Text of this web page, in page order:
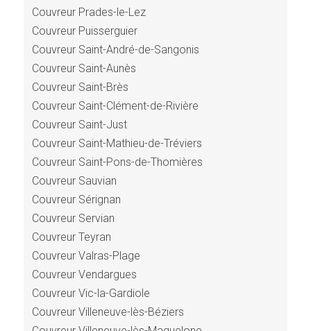
Couvreur Prades-le-Lez
Couvreur Puisserguier
Couvreur Saint-André-de-Sangonis
Couvreur Saint-Aunès
Couvreur Saint-Brès
Couvreur Saint-Clément-de-Rivière
Couvreur Saint-Just
Couvreur Saint-Mathieu-de-Tréviers
Couvreur Saint-Pons-de-Thomières
Couvreur Sauvian
Couvreur Sérignan
Couvreur Servian
Couvreur Teyran
Couvreur Valras-Plage
Couvreur Vendargues
Couvreur Vic-la-Gardiole
Couvreur Villeneuve-lès-Béziers